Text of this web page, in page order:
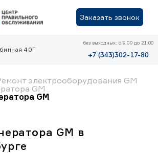
Заказать звонок
40Г
без выходных: с 9.00 до 21.00
+7 (343)302-17-80
электрооборудования GM
GM
GM
GM в